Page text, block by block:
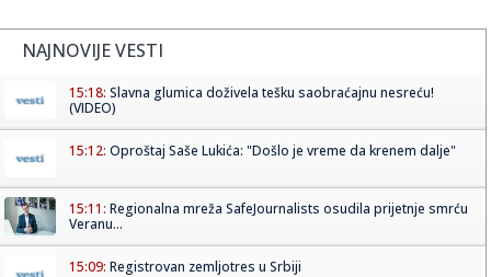
NAJNOVIJE VESTI
15:18: Slavna glumica doživela tešku saobraćajnu nesreću!
(VIDEO)
15:12: Oproštaj Saše Lukića: "Došlo je vreme da krenem dalje"
15:11: Regionalna mreža SafeJournalists osudila prijetnje smrću
Veranu...
15:09: Registrovan zemljotres u Srbiji